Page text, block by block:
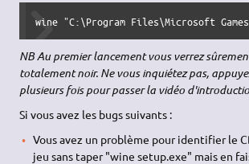
wine "C:\Program Files\Microsoft
NB Au premier lancement vous verrez
totalement noir. Ne vous inquiétez pas,
plusieurs fois pour passer la vidéo
Si vous avez les bugs suivants :
Vous avez un problème pour identifier le
jeu sans taper "wine setup.exe" mais en